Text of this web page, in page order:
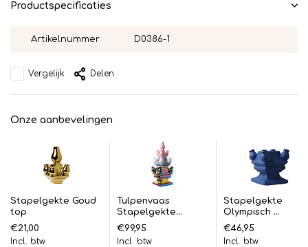
Productspecificaties
Artikelnummer D0386-1
Vergelijk Delen
Onze aanbevelingen
Stapelgekte Goud
top
€21,00
Incl. btw
Tulpenvaas
Stapelgekte...
€99,95
Incl. btw
Stapelgekte
Olympisch ...
€46,95
Incl. btw